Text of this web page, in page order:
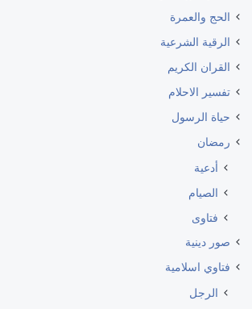
الحج والعمرة
الرقية الشرعية
القران الكريم
تفسير الاحلام
حياة الرسول
رمضان
أدعية
الصيام
فتاوى
صور دينية
فتاوي اسلامية
الرجل